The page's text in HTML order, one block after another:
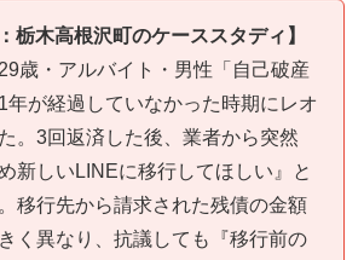
栃木高根沢町のケーススタディ】
歳・アルバイト・男性「自己破産
年が経過していなかった時期にレオ
。3回返済した後、業者から突然
新しいLINEに移行してほしい』と
移行先から請求された残債の金額
く異なり、抗議しても『移行前の